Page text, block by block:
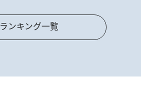
ランキング一覧